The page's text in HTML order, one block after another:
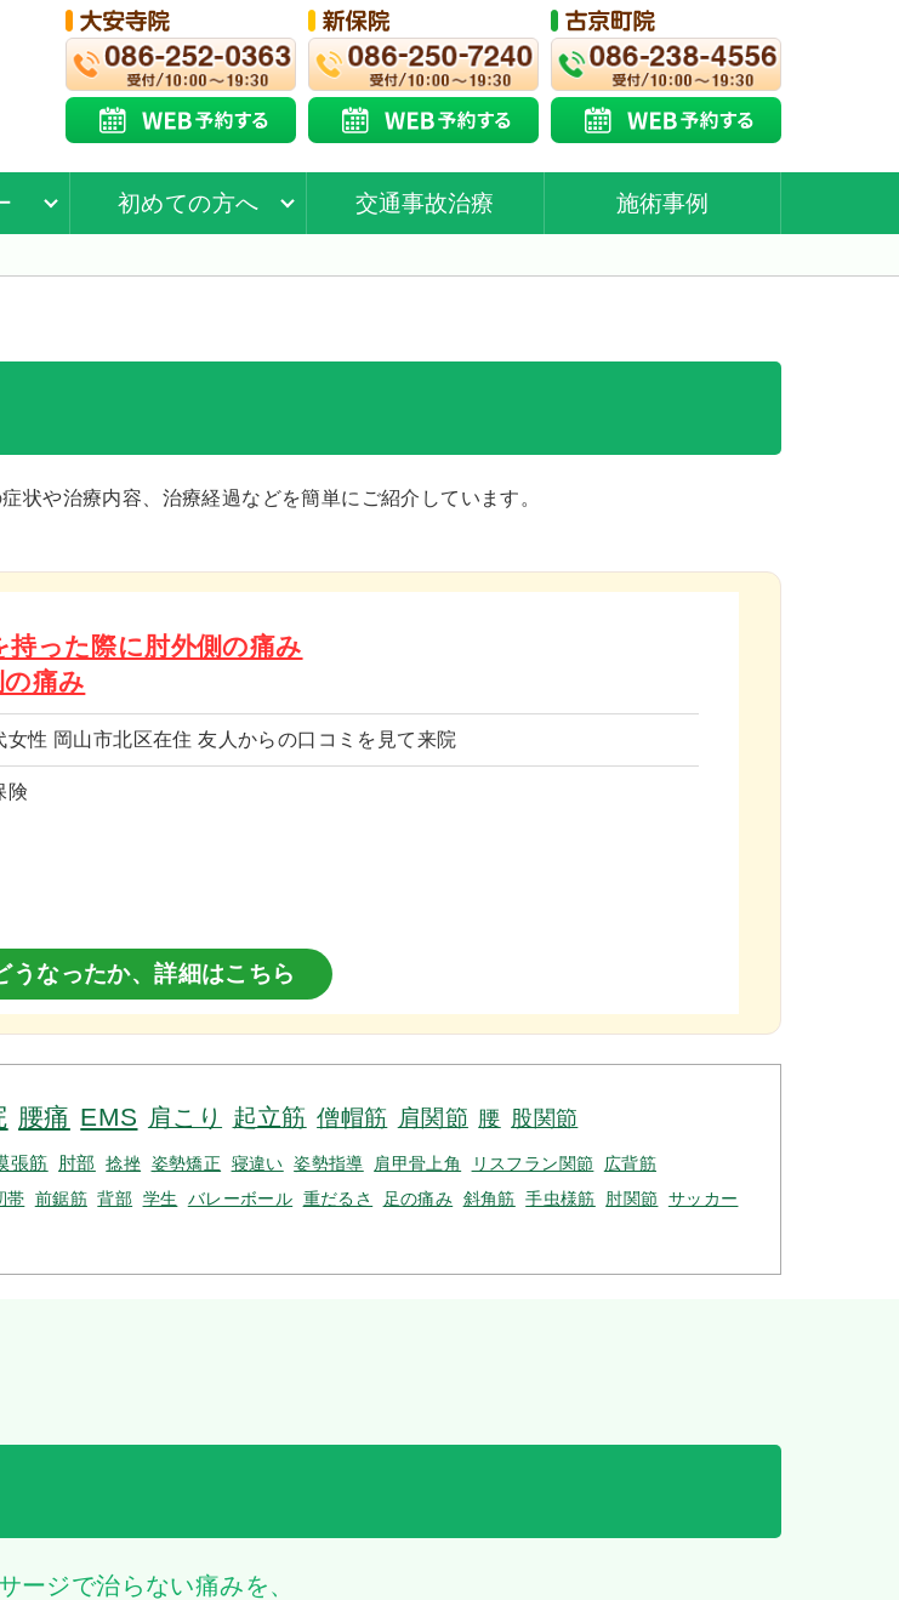
初めての方へ 交通事故治療 施術事例
状や治療内容、治療経過などを簡単にご紹介しています。
った際に肘外側の痛み
痛み
女性 岡山市北区在住 友人からの口コミを見て来院
険
うなったか、詳細はこちら
腰痛 EMS 肩こり 起立筋 僧帽筋 肩関節 腰 股関節
張筋 肘部 捻挫 姿勢矯正 寝違い 姿勢指導 肩甲骨上角 リスフラン関節
広背筋
帯 前鋸筋 背部 学生 バレーボール 重だるさ 足の痛み 斜角筋 手虫様筋 肘関節 サッカー
ージで治らない痛みを、